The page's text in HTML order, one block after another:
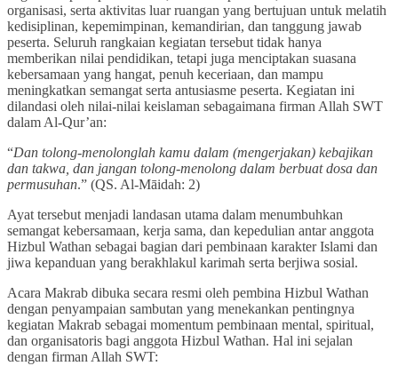
organisasi, serta aktivitas luar ruangan yang bertujuan untuk melatih
kedisiplinan, kepemimpinan, kemandirian, dan tanggung jawab
peserta. Seluruh rangkaian kegiatan tersebut tidak hanya
memberikan nilai pendidikan, tetapi juga menciptakan suasana
kebersamaan yang hangat, penuh keceriaan, dan mampu
meningkatkan semangat serta antusiasme peserta. Kegiatan ini
dilandasi oleh nilai-nilai keislaman sebagaimana firman Allah SWT
dalam Al-Qur’an:
“Dan tolong-menolonglah kamu dalam (mengerjakan) kebajikan
dan takwa, dan jangan tolong-menolong dalam berbuat dosa dan
permusuhan.” (QS. Al-Māidah: 2)
Ayat tersebut menjadi landasan utama dalam menumbuhkan
semangat kebersamaan, kerja sama, dan kepedulian antar anggota
Hizbul Wathan sebagai bagian dari pembinaan karakter Islami dan
jiwa kepanduan yang berakhlakul karimah serta berjiwa sosial.
Acara Makrab dibuka secara resmi oleh pembina Hizbul Wathan
dengan penyampaian sambutan yang menekankan pentingnya
kegiatan Makrab sebagai momentum pembinaan mental, spiritual,
dan organisatoris bagi anggota Hizbul Wathan. Hal ini sejalan
dengan firman Allah SWT: